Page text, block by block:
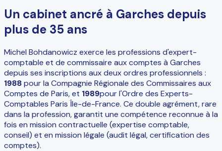
Un cabinet ancré à Garches depuis
plus de 35 ans
Michel Bohdanowicz exerce les professions d'expert-
comptable et de commissaire aux comptes à Garches
depuis ses inscriptions aux deux ordres professionnels :
1988pour la Compagnie Régionale des Commissaires aux
Comptes de Paris, et 1989pour l'Ordre des Experts-
Comptables Paris Île-de-France. Ce double agrément, rare
dans la profession, garantit une compétence reconnue à la
fois en mission contractuelle (expertise comptable,
conseil) et en mission légale (audit légal, certification des
comptes).